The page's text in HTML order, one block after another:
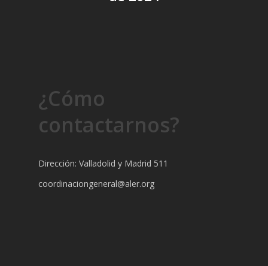
¿Cómo
contactarnos?
Dirección: Valladolid y Madrid 511
coordinaciongeneral@aler.org